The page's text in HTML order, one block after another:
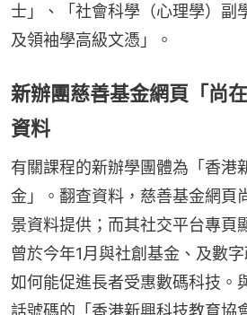
士」、「社會科學（心理學）副
及領袖學高級文憑」。
新辦團慈善基金網頁「尚
資料
有關課程的新辦學團體為「香港
金」。翻查資料，慈善基金網頁
景資料提供；而其社交平台專頁
曾於今年1月與社創基金、及數
如何能促進長者受惠數碼科技。
話號碼的「香港新興科技教育協